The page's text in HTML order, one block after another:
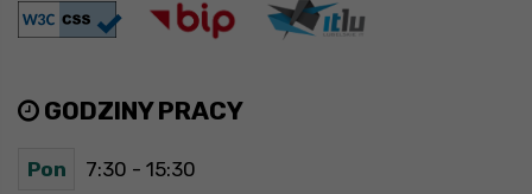
GODZINY PRACY
Pon 7:30 - 15:30